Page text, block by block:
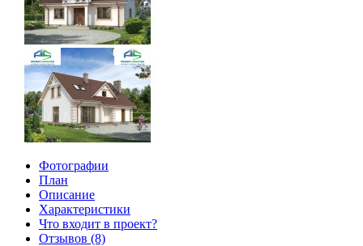
Фотографии
План
Описание
Характеристики
Что входит в проект?
Отзывов (8)